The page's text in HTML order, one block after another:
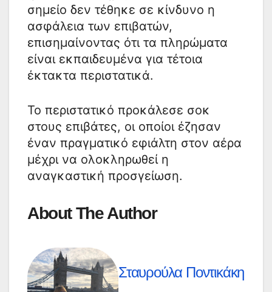
σημείο δεν τέθηκε σε κίνδυνο η
ασφάλεια των επιβατών,
επισημαίνοντας ότι τα πληρώματα
είναι εκπαιδευμένα για τέτοια
έκτακτα περιστατικά.
Το περιστατικό προκάλεσε σοκ
στους επιβάτες, οι οποίοι έζησαν
έναν πραγματικό εφιάλτη στον αέρα
μέχρι να ολοκληρωθεί η
αναγκαστική προσγείωση.
About The Author
Σταυρούλα Ποντικάκη